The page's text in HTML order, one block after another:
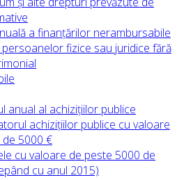
a finanțărilor nerambursabile
fizice sau juridice fără
anual al achizițiilor publice
achizițiilor publice cu valoare
5000 €
cu valoare de peste 5000 de
cu anul 2015)